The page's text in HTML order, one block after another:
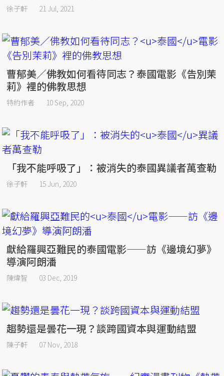
徐子軒 21 Jul, 2021
曹郁美／佛教如何看待同志？泰國電影《告別茉
莉》裡的佛教思想
特約作者 10 Sep, 2020
「我不能呼吸了」：被消失的泰國異議者萬查勒
徐子軒 15 Jun, 2020
獻給羅興亞難民的泰國電影——訪《邊境幻夢》
導演阿朗潘
陳煒智 03 Dec, 2019
趨勢還是曇花一現？談跨國資本與運動結盟
陳子軒 07 Nov, 2018